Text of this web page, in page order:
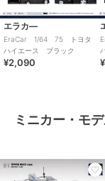
エラカ―
EraCar 1/64 75 トヨタ
ハイエース ブラック
¥2,090
ミニカー・モ